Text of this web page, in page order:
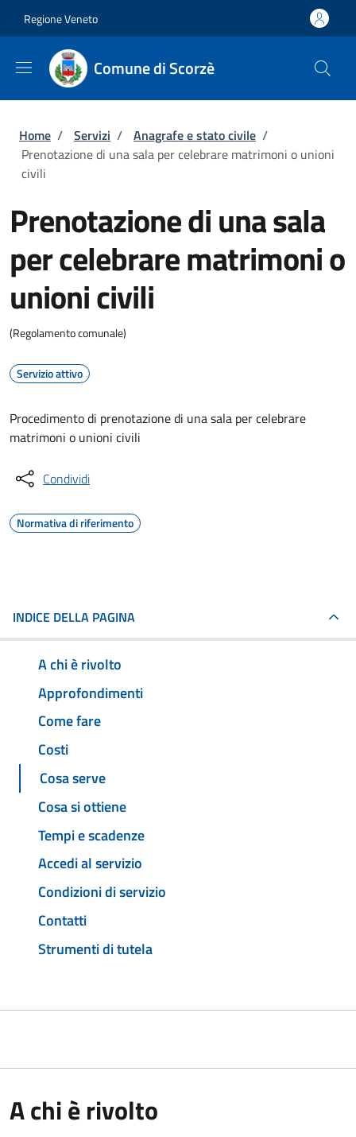
Regione Veneto
Comune di Scorzè
Briciole di pane
Home / Servizi / Anagrafe e stato civile /
Prenotazione di una sala per celebrare matrimoni o unioni
civili
Prenotazione di una sala
per celebrare matrimoni o
unioni civili
(Regolamento comunale)
Servizio attivo
Procedimento di prenotazione di una sala per celebrare
matrimoni o unioni civili
Condividi
Normativa di riferimento
INDICE DELLA PAGINA
A chi è rivolto
Approfondimenti
Come fare
Costi
Cosa serve
Cosa si ottiene
Tempi e scadenze
Accedi al servizio
Condizioni di servizio
Contatti
Strumenti di tutela
A chi è rivolto